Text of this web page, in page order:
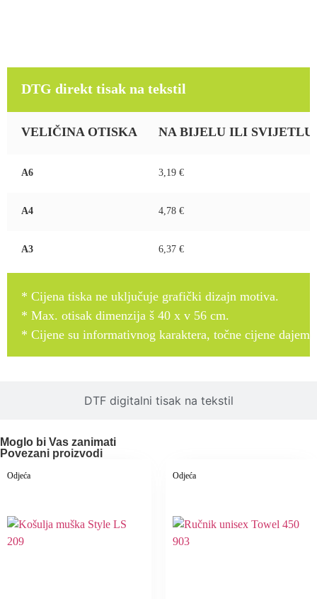
DTF digitalni tisak na tekstil
DTG direkt tisak na tekstil
VELIČINA OTISKA NA BIJELU ILI SVIJETLU
A6 3,19 €
A4 4,78 €
A3 6,37 €
* Cijena tiska ne uključuje grafički dizajn motiva.
* Max. otisak dimenzija š 40 x v 56 cm.
* Cijene su informativnog karaktera, točne cijene
Moglo bi Vas zanimati
Povezani proizvodi
Odjeća Odjeća